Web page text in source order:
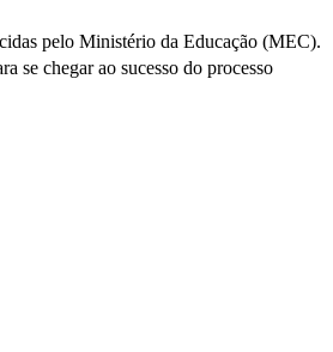
pelo Ministério da Educação (MEC).
se chegar ao sucesso do processo